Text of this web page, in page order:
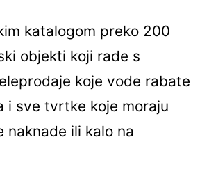
katalogom preko 200
objekti koji rade s
koje vode rabate
i sve tvrtke koje moraju
ili kalo na